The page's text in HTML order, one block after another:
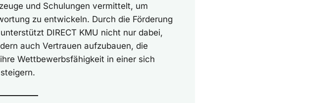
und Schulungen vermittelt, um
zu entwickeln. Durch die Förderung
DIRECT KMU nicht nur dabei,
auch Vertrauen aufzubauen, die
Wettbewerbsfähigkeit in einer sich